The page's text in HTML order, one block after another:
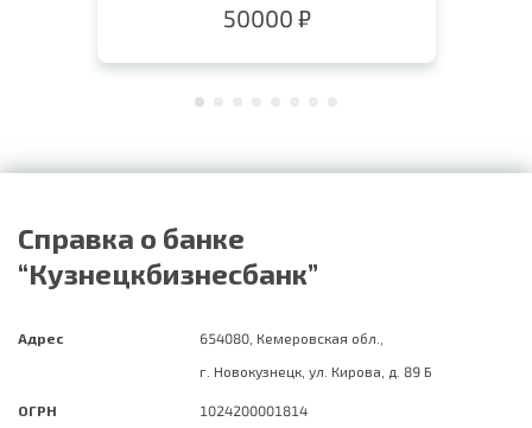
50000 ₽
Справка о банке
“Кузнецкбизнесбанк”
Адрес
654080, Кемеровская обл.,
г. Новокузнецк, ул. Кирова, д. 89 Б
ОГРН 1024200001814